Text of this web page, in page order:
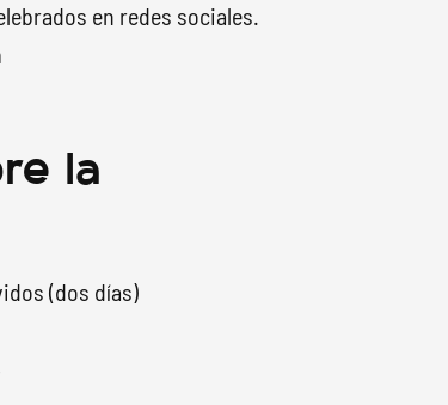
en redes sociales.
la
(dos días)